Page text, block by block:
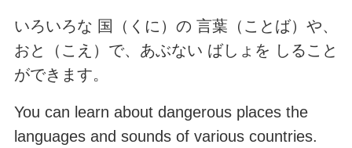
いろいろな 国（くに）の 言葉（ことば）や、
おと（こえ）で、あぶない ばしょを しること
ができます。
You can learn about dangerous places the
languages and sounds of various countries.